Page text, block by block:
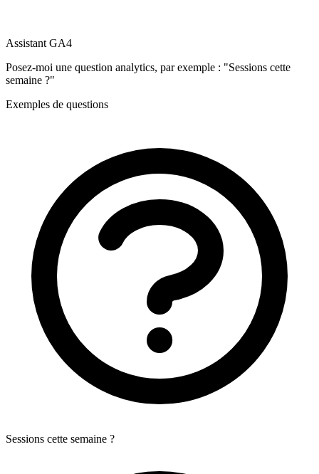
Assistant GA4
Posez-moi une question analytics, par exemple : "Sessions cette
semaine ?"
Exemples de questions
Sessions cette semaine ?